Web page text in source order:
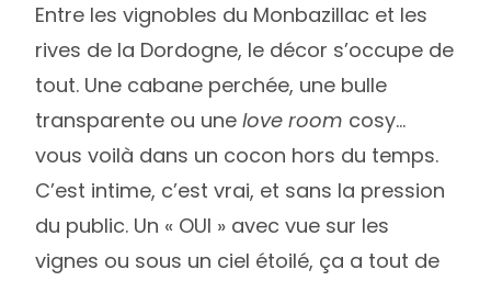
Entre les vignobles du Monbazillac et les
rives de la Dordogne, le décor s’occupe de
tout. Une cabane perchée, une bulle
transparente ou unelove room cosy…
vous voilà dans un cocon hors du temps.
C’est intime, c’est vrai, et sans la pression
du public. Un « OUI » avec vue sur les
vignes ou sous un ciel étoilé, ça a tout de